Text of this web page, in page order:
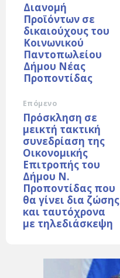
Διανομή
Προϊόντων σε
δικαιούχους του
Κοινωνικού
Παντοπωλείου
Δήμου Νέας
Προποντίδας
Επόμενο
Πρόσκληση σε
μεικτή τακτική
συνεδρίαση της
Οικονομικής
Επιτροπής του
Δήμου Ν.
Προποντίδας που
θα γίνει δια ζώσης
και ταυτόχρονα
με τηλεδιάσκεψη